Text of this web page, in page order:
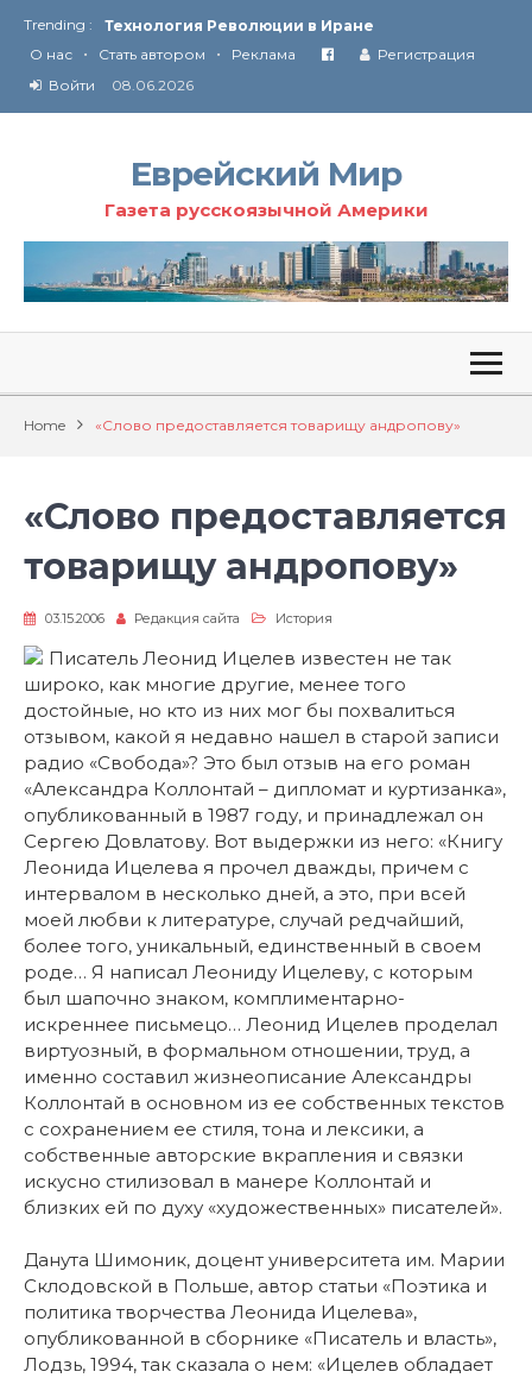
Trending :
Технология Революции в Иране
От Ирана до Ливана и Газы
О нас • Стать автором • Реклама
Регистрация
Войти
08.06.2026
Еврейский Мир
Газета русскоязычной Америки
Home «Слово предоставляется товарищу андропову»
«Слово предоставляется
товарищу андропову»
03.15.2006 Редакция сайта История
Писатель Леонид Ицелев известен не так
широко, как многие другие, менее того
достойные, но кто из них мог бы похвалиться
отзывом, какой я недавно нашел в старой записи
радио «Свобода»? Это был отзыв на его роман
«Александра Коллонтай – дипломат и куртизанка»,
опубликованный в 1987 году, и принадлежал он
Сергею Довлатову. Вот выдержки из него: «Книгу
Леонида Ицелева я прочел дважды, причем с
интервалом в несколько дней, а это, при всей
моей любви к литературе, случай редчайший,
более того, уникальный, единственный в своем
роде… Я написал Леониду Ицелеву, с которым
был шапочно знаком, комплиментарно-
искреннее письмецо… Леонид Ицелев проделал
виртуозный, в формальном отношении, труд, а
именно составил жизнеописание Александры
Коллонтай в основном из ее собственных текстов
с сохранением ее стиля, тона и лексики, а
собственные авторские вкрапления и связки
искусно стилизовал в манере Коллонтай и
близких ей по духу «художественных» писателей».
Данута Шимоник, доцент университета им. Марии
Склодовской в Польше, автор статьи «Поэтика и
политика творчества Леонида Ицелева»,
опубликованной в сборнике «Писатель и власть»,
Лодзь, 1994, так сказала о нем: «Ицелев обладает